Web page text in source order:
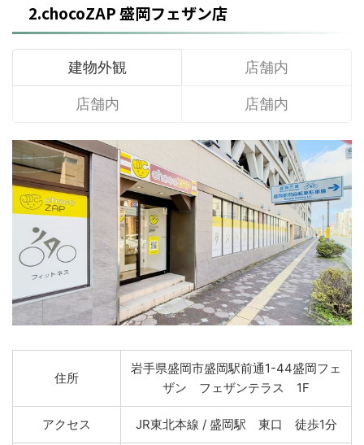
2.chocoZAP 盛岡フェザン店
建物外観 店舗内
店舗内 店舗内
住所
岩手県盛岡市盛岡駅前通1-44盛岡フェ
ザン フェザンテラス 1F
アクセス JR東北本線 / 盛岡駅 東口 徒歩1分